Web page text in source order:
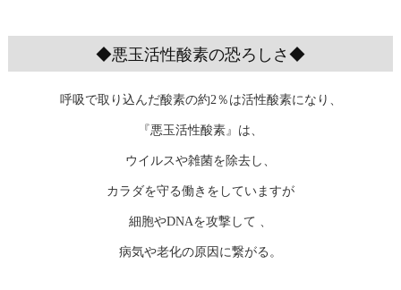
◆悪玉活性酸素の恐ろしさ◆
呼吸で取り込んだ酸素の約2％は活性酸素になり、
『悪玉活性酸素』は、
ウイルスや雑菌を除去し、
カラダを守る働きをしていますが
細胞やDNAを攻撃して 、
病気や老化の原因に繋がる。